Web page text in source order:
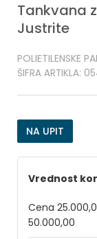
Tankvana
Justrite
POLIETILENSKE
ŠIFRA ARTIKLA:
NA UPIT
Vrednost
Cena
50.000,00